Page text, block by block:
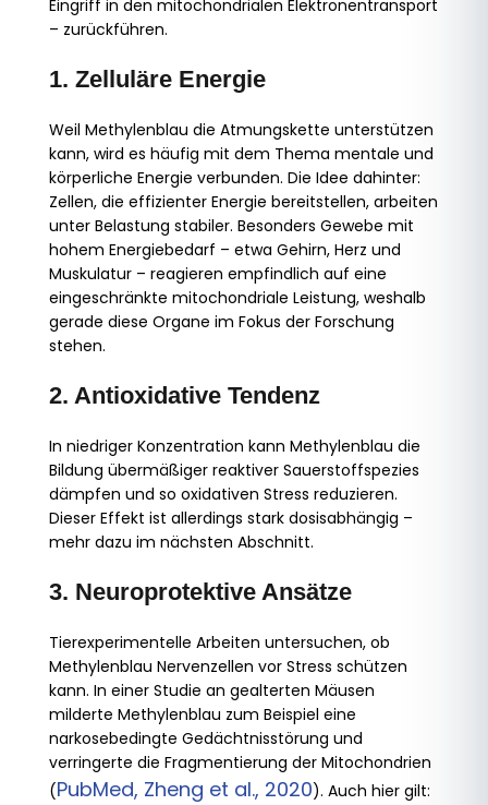
Eingriff in den mitochondrialen Elektronentransport
– zurückführen.
1. Zelluläre Energie
Weil Methylenblau die Atmungskette unterstützen
kann, wird es häufig mit dem Thema mentale und
körperliche Energie verbunden. Die Idee dahinter:
Zellen, die effizienter Energie bereitstellen, arbeiten
unter Belastung stabiler. Besonders Gewebe mit
hohem Energiebedarf – etwa Gehirn, Herz und
Muskulatur – reagieren empfindlich auf eine
eingeschränkte mitochondriale Leistung, weshalb
gerade diese Organe im Fokus der Forschung
stehen.
2. Antioxidative Tendenz
In niedriger Konzentration kann Methylenblau die
Bildung übermäßiger reaktiver Sauerstoffspezies
dämpfen und so oxidativen Stress reduzieren.
Dieser Effekt ist allerdings stark dosisabhängig –
mehr dazu im nächsten Abschnitt.
3. Neuroprotektive Ansätze
Tierexperimentelle Arbeiten untersuchen, ob
Methylenblau Nervenzellen vor Stress schützen
kann. In einer Studie an gealterten Mäusen
milderte Methylenblau zum Beispiel eine
narkosebedingte Gedächtnisstörung und
verringerte die Fragmentierung der Mitochondrien
(PubMed, Zheng et al., 2020). Auch hier gilt: